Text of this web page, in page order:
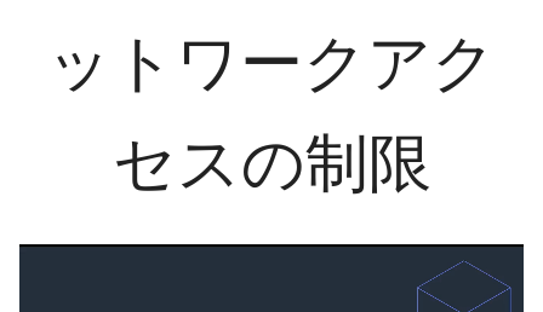
ットワークアク
セスの制限